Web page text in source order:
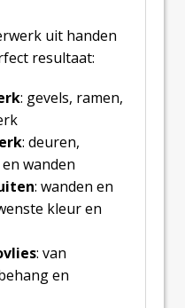
uit handen
resultaat:
: gevels, ramen,
: deuren,
wanden
: wanden en
kleur en
: van
en